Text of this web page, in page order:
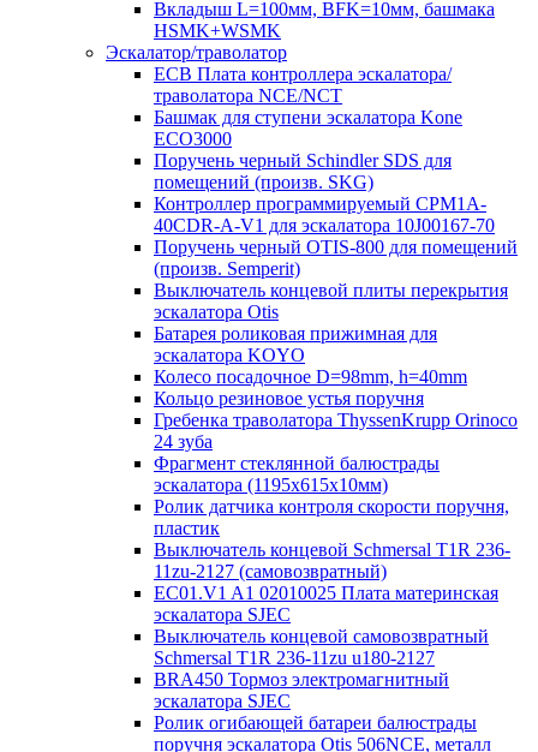
Вкладыш L=100мм, BFK=10мм, башмака
HSMK+WSMK
Эскалатор/траволатор
ECB Плата контроллера эскалатора/
траволатора NCE/NCT
Башмак для ступени эскалатора Kone
ECO3000
Поручень черный Schindler SDS для
помещений (произв. SKG)
Контроллер программируемый CPM1A-
40CDR-A-V1 для эскалатора 10J00167-70
Поручень черный OTIS-800 для помещений
(произв. Semperit)
Выключатель концевой плиты перекрытия
эскалатора Otis
Батарея роликовая прижимная для
эскалатора KOYO
Колесо посадочное D=98mm, h=40mm
Кольцо резиновое устья поручня
Гребенка траволатора ThyssenKrupp Orinoco
24 зуба
Фрагмент стеклянной балюстрады
эскалатора (1195х615х10мм)
Ролик датчика контроля скорости поручня,
пластик
Выключатель концевой Schmersal T1R 236-
11zu-2127 (самовозвратный)
EC01.V1 A1 02010025 Плата материнская
эскалатора SJEC
Выключатель концевой самовозвратный
Schmersal T1R 236-11zu u180-2127
BRA450 Тормоз электромагнитный
эскалатора SJEC
Ролик огибающей батареи балюстрады
поручня эскалатора Otis 506NCE, металл